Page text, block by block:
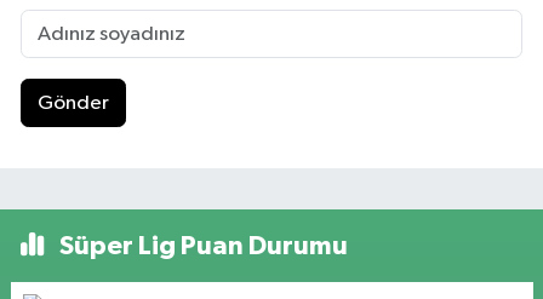
Gönder
Süper Lig Puan Durumu